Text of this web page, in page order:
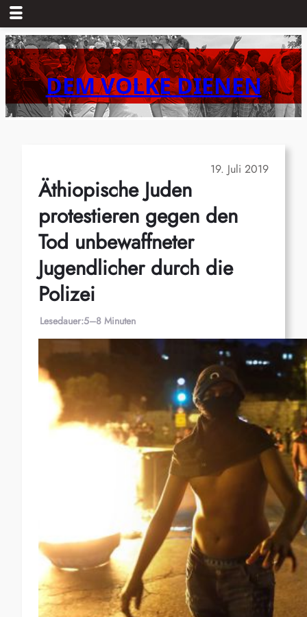
Zum
Inhalt
springenDEM VOLKE DIENEN
19. Juli 2019
Äthiopische Juden
protestieren gegen den
Tod unbewaffneter
Jugendlicher durch die
Polizei
Lesedauer:5–8 Minuten